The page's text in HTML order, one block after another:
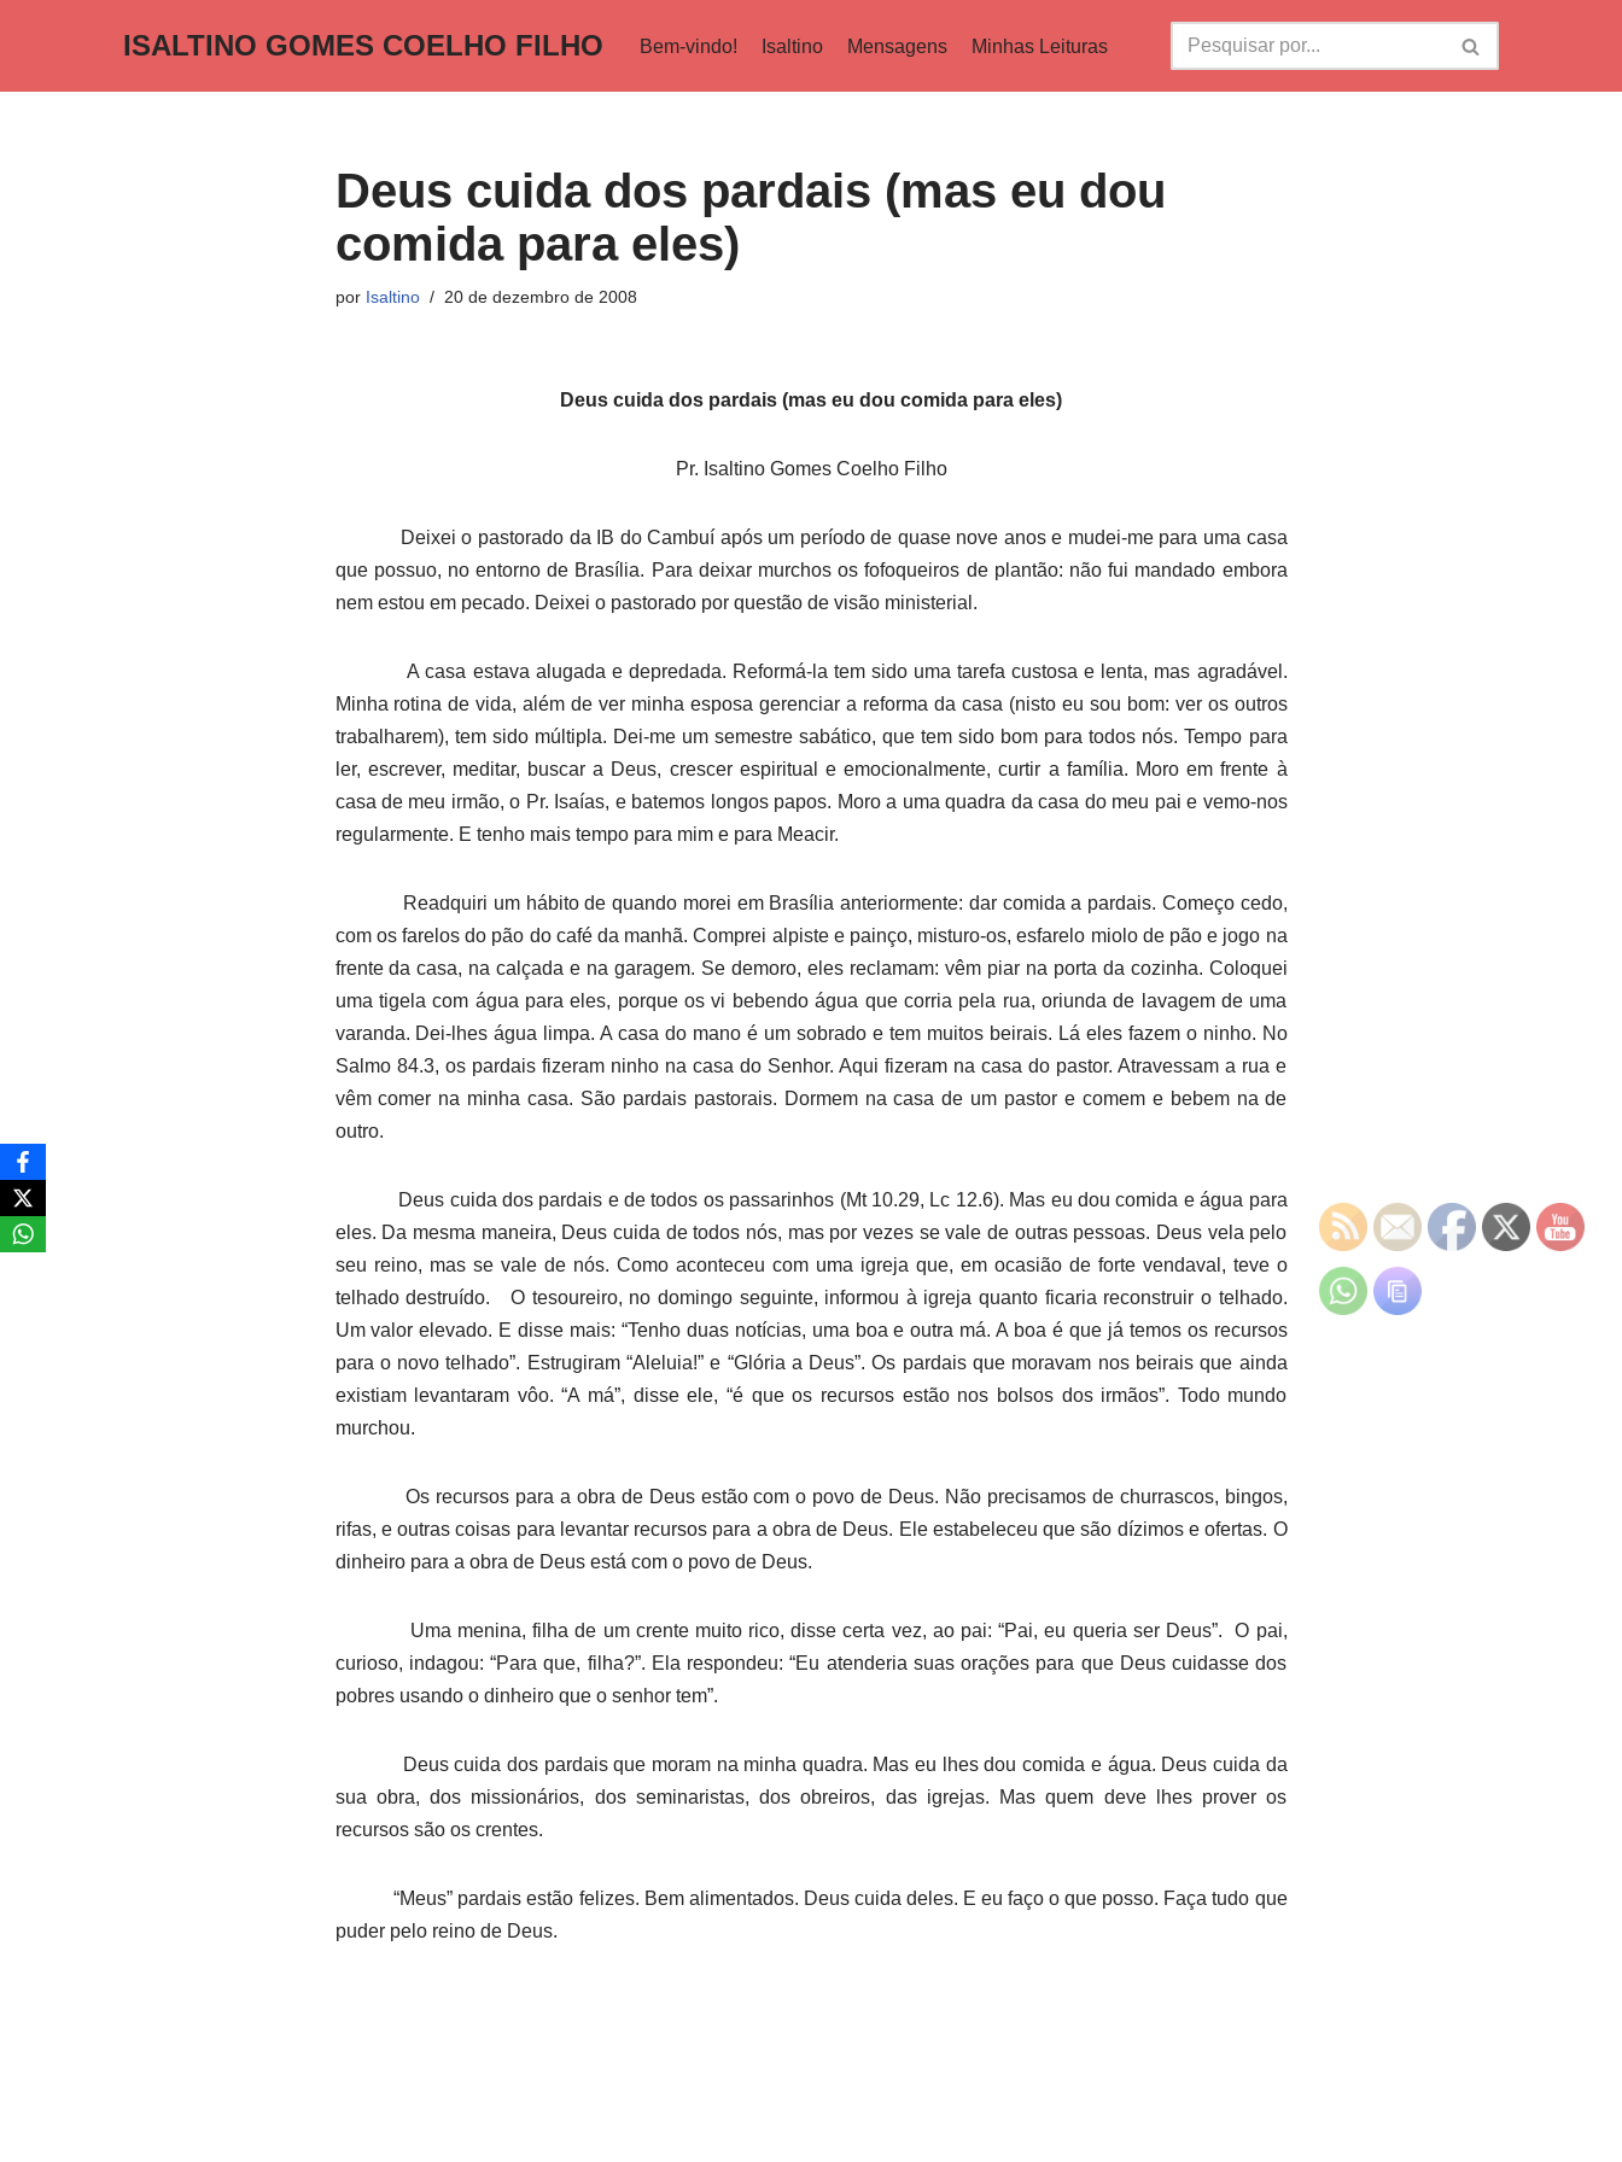
ISALTINO GOMES COELHO FILHO Bem-vindo! Isaltino Mensagens Minhas Leituras
Deus cuida dos pardais (mas eu dou
comida para eles)
por Isaltino 20 de dezembro de 2008
Deus cuida dos pardais (mas eu dou comida para eles)
Pr. Isaltino Gomes Coelho Filho
Deixei o pastorado da IB do Cambuí após um período de quase nove anos e mudei-me para uma casa
que possuo, no entorno de Brasília. Para deixar murchos os fofoqueiros de plantão: não fui mandado embora
nem estou em pecado. Deixei o pastorado por questão de visão ministerial.
A casa estava alugada e depredada. Reformá-la tem sido uma tarefa custosa e lenta, mas agradável.
Minha rotina de vida, além de ver minha esposa gerenciar a reforma da casa (nisto eu sou bom: ver os outros
trabalharem), tem sido múltipla. Dei-me um semestre sabático, que tem sido bom para todos nós. Tempo para
ler, escrever, meditar, buscar a Deus, crescer espiritual e emocionalmente, curtir a família. Moro em frente à
casa de meu irmão, o Pr. Isaías, e batemos longos papos. Moro a uma quadra da casa do meu pai e vemo-nos
regularmente. E tenho mais tempo para mim e para Meacir.
Readquiri um hábito de quando morei em Brasília anteriormente: dar comida a pardais. Começo cedo,
com os farelos do pão do café da manhã. Comprei alpiste e painço, misturo-os, esfarelo miolo de pão e jogo na
frente da casa, na calçada e na garagem. Se demoro, eles reclamam: vêm piar na porta da cozinha. Coloquei
uma tigela com água para eles, porque os vi bebendo água que corria pela rua, oriunda de lavagem de uma
varanda. Dei-lhes água limpa. A casa do mano é um sobrado e tem muitos beirais. Lá eles fazem o ninho. No
Salmo 84.3, os pardais fizeram ninho na casa do Senhor. Aqui fizeram na casa do pastor. Atravessam a rua e
vêm comer na minha casa. São pardais pastorais. Dormem na casa de um pastor e comem e bebem na de
outro.
Deus cuida dos pardais e de todos os passarinhos (Mt 10.29, Lc 12.6). Mas eu dou comida e água para
eles. Da mesma maneira, Deus cuida de todos nós, mas por vezes se vale de outras pessoas. Deus vela pelo
seu reino, mas se vale de nós. Como aconteceu com uma igreja que, em ocasião de forte vendaval, teve o
telhado destruído.
O tesoureiro, no domingo seguinte, informou à igreja quanto ficaria reconstruir o telhado.
Um valor elevado. E disse mais: “Tenho duas notícias, uma boa e outra má. A boa é que já temos os recursos
para o novo telhado”. Estrugiram “Aleluia!” e “Glória a Deus”. Os pardais que moravam nos beirais que ainda
existiam levantaram vôo. “A má”, disse ele, “é que os recursos estão nos bolsos dos irmãos”. Todo mundo
murchou.
Os recursos para a obra de Deus estão com o povo de Deus. Não precisamos de churrascos, bingos,
rifas, e outras coisas para levantar recursos para a obra de Deus. Ele estabeleceu que são dízimos e ofertas. O
dinheiro para a obra de Deus está com o povo de Deus.
Uma menina, filha de um crente muito rico, disse certa vez, ao pai: “Pai, eu queria ser Deus”.
O pai,
curioso, indagou: “Para que, filha?”. Ela respondeu: “Eu atenderia suas orações para que Deus cuidasse dos
pobres usando o dinheiro que o senhor tem”.
Deus cuida dos pardais que moram na minha quadra. Mas eu lhes dou comida e água. Deus cuida da
sua obra, dos missionários, dos seminaristas, dos obreiros, das igrejas. Mas quem deve lhes prover os
recursos são os crentes.
“Meus” pardais estão felizes. Bem alimentados. Deus cuida deles. E eu faço o que posso. Faça tudo que
puder pelo reino de Deus.